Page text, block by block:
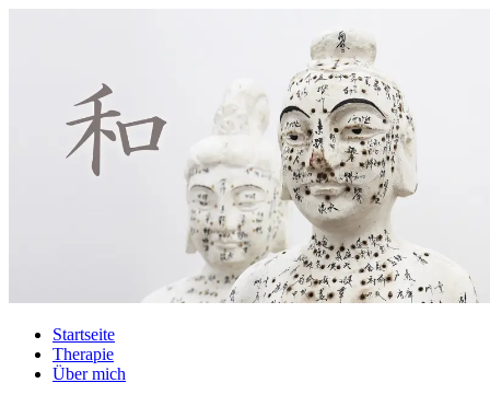
Startseite
Therapie
Über mich